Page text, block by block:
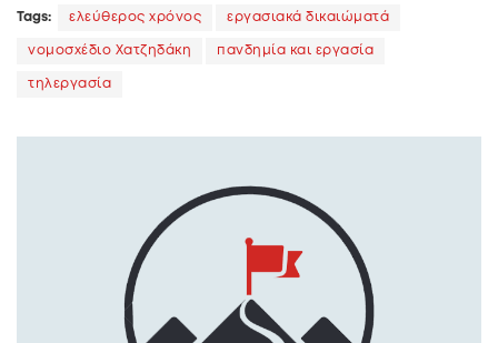
Tags: ελεύθερος χρόνος εργασιακά δικαιώματά
νομοσχέδιο Χατζηδάκη πανδημία και εργασία
τηλεργασία